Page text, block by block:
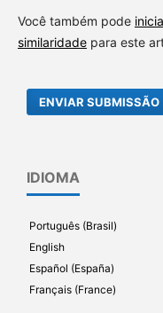
Você também pode
similaridadepara este
ENVIAR SUBMISSÃO
IDIOMA
Português (Brasil)
English
Español (España)
Français (France)